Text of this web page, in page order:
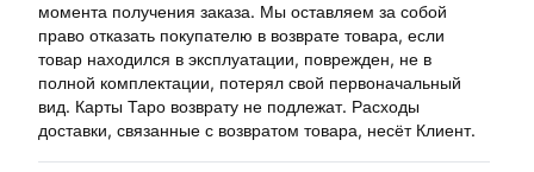
момента получения заказа. Мы оставляем за собой
право отказать покупателю в возврате товара, если
товар находился в эксплуатации, поврежден, не в
полной комплектации, потерял свой первоначальный
вид. Карты Таро возврату не подлежат. Расходы
доставки, связанные с возвратом товара, несёт Клиент.